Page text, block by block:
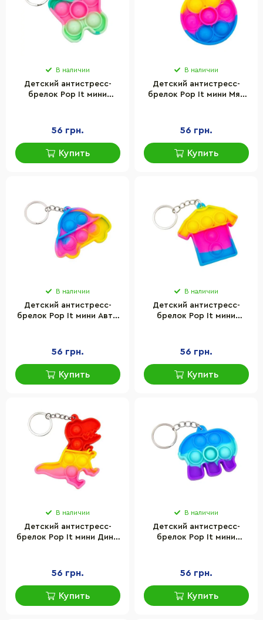
В наличии
Детский антистресс-
брелок Pop It мини
56 грн.
Купить
В наличии
Детский антистресс-
брелок Pop It мини Мяч
56 грн.
Купить
В наличии
Детский антистресс-
брелок Pop It мини Авто
56 грн.
Купить
В наличии
Детский антистресс-
брелок Pop It мини
56 грн.
Купить
В наличии
Детский антистресс-
брелок Pop It мини Дино
56 грн.
Купить
В наличии
Детский антистресс-
брелок Pop It мини
56 грн.
Купить